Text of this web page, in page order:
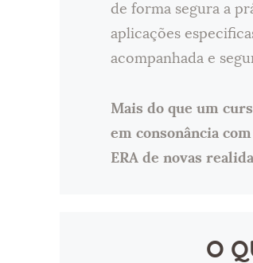
de forma segura a
aplicações
acompanhada e
Mais do que um
em consonância
ERA de novas
O